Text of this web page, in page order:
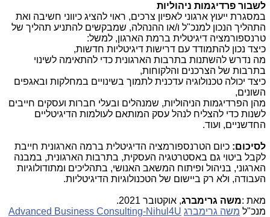
לשבור פרדיגמות ניהוליות
במסגרת ייעוץ ארגוני לאפיון צרכים, ראוי להציג כיווני חשיבה ואת
התהליך הנכון למנכ"ל ו/או ההנהלה, שמבקשים להתניע תהליך של
טרנספורמציה דיגיטלית ברמת הארגון, למשל:
כיצד נכון להתמודד עם דרישות דיגיטליות חדשות,
מה נדרש להשתנות בתרבות הארגונית כדי להתאימה לשינוי
בתרבות של הצרכנים והלקוחות,
כיצד יכולה טכנולוגיה עדכנית לתמוך בשינויים במחלקות ובאגפים
השונים,
מהן הפרדיגמות הניהוליות, שמנהלים ובעלי חברות ועסקים חייבים
לשנות כדי להצליח לנהל עסק המותאם לעולמות הדיגיטליים
החדשניים, ועוד.
לסיכום: כיום הטרנספורמציה הדיגיטלית ברמה הארגונית חייבת
לקבל ביטוי גם באסטרטגיה העסקית, בתרבות הארגונית, במבנה
הארגוני, בניהול ופיתוח המשאב האנושי, בתהליכים ומתודולוגיות
העבודה, ולא רק ביישום של הטכנולוגיות הדיגיטליות.
מאת :משה גרימברג, אוקטובר 2021.
מנכ"ל משה גרימברג Advanced Business Consulting-Nihul4U